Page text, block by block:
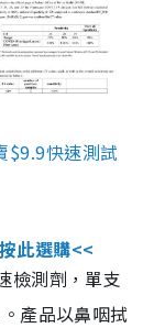
$9.9快速測試
此選購<<
檢測劑，單支
產品以鼻咽拭